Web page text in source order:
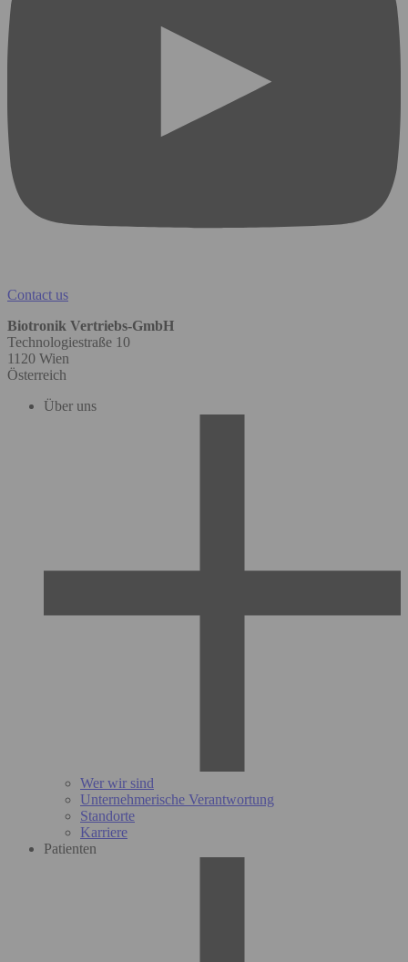
Contact us
Biotronik Vertriebs-GmbH
Technologiestraße 10
1120 Wien
Österreich
Über uns
Wer wir sind
Unternehmerische Verantwortung
Standorte
Karriere
Patienten